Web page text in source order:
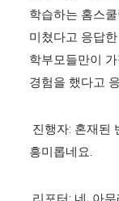
학습하는 홈스
미쳤다고 응답
학부모들만이
경험을 했다고
진행자: 혼재된
흥미롭네요.